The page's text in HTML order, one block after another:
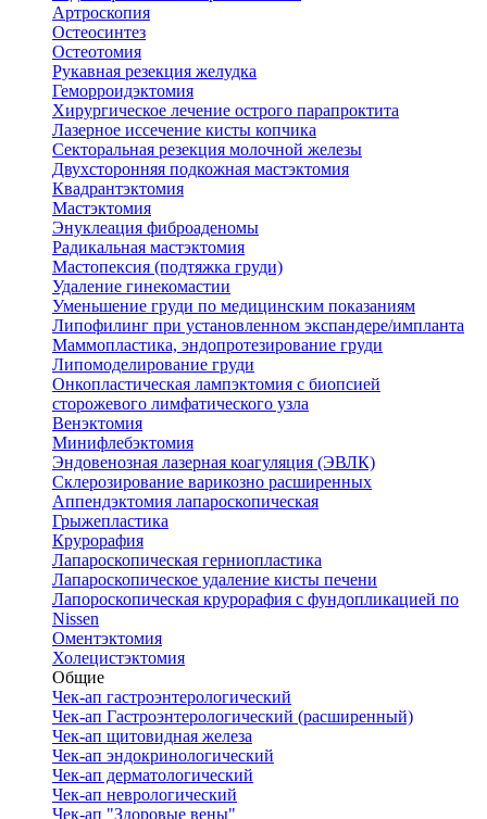
Артроскопия
Остеосинтез
Остеотомия
Рукавная резекция желудка
Геморроидэктомия
Хирургическое лечение острого парапроктита
Лазерное иссечение кисты копчика
Секторальная резекция молочной железы
Двухсторонняя подкожная мастэктомия
Квадрантэктомия
Мастэктомия
Энуклеация фиброаденомы
Радикальная мастэктомия
Мастопексия (подтяжка груди)
Удаление гинекомастии
Уменьшение груди по медицинским показаниям
Липофилинг при установленном экспандере/импланта
Маммопластика, эндопротезирование груди
Липомоделирование груди
Онкопластическая лампэктомия с биопсией
сторожевого лимфатического узла
Венэктомия
Минифлебэктомия
Эндовенозная лазерная коагуляция (ЭВЛК)
Склерозирование варикозно расширенных
Аппендэктомия лапароскопическая
Грыжепластика
Крурорафия
Лапароскопическая герниопластика
Лапароскопическое удаление кисты печени
Лапороскопическая крурорафия с фундопликацией по
Nissen
Оментэктомия
Холецистэктомия
Общие
Чек-ап гастроэнтерологический
Чек-ап Гастроэнтерологический (расширенный)
Чек-ап щитовидная железа
Чек-ап эндокринологический
Чек-ап дерматологический
Чек-ап неврологический
Чек-ап "Здоровые вены"